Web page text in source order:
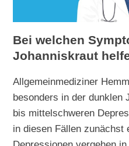
Bei welchen
Johanniskraut
Allgemeinmediziner
besonders in der dunklen
bis mittelschweren
in diesen Fällen zunächst